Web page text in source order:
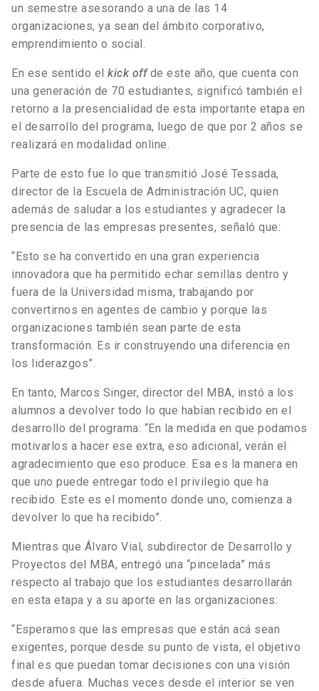
un semestre asesorando a una de las 14
organizaciones, ya sean del ámbito corporativo,
emprendimiento o social.
En ese sentido el kick offde este año, que cuenta con
una generación de 70 estudiantes, significó también el
retorno a la presencialidad de esta importante etapa en
el desarrollo del programa, luego de que por 2 años se
realizará en modalidad online.
Parte de esto fue lo que transmitió José Tessada,
director de la Escuela de Administración UC, quien
además de saludar a los estudiantes y agradecer la
presencia de las empresas presentes, señaló que:
“Esto se ha convertido en una gran experiencia
innovadora que ha permitido echar semillas dentro y
fuera de la Universidad misma, trabajando por
convertirnos en agentes de cambio y porque las
organizaciones también sean parte de esta
transformación. Es ir construyendo una diferencia en
los liderazgos”.
En tanto, Marcos Singer, director del MBA, instó a los
alumnos a devolver todo lo que habían recibido en el
desarrollo del programa: “En la medida en que podamos
motivarlos a hacer ese extra, eso adicional, verán el
agradecimiento que eso produce. Esa es la manera en
que uno puede entregar todo el privilegio que ha
recibido. Este es el momento donde uno, comienza a
devolver lo que ha recibido”.
Mientras que Álvaro Vial, subdirector de Desarrollo y
Proyectos del MBA, entregó una “pincelada” más
respecto al trabajo que los estudiantes desarrollarán
en esta etapa y a su aporte en las organizaciones:
“Esperamos que las empresas que están acá sean
exigentes, porque desde su punto de vista, el objetivo
final es que puedan tomar decisiones con una visión
desde afuera. Muchas veces desde el interior se ven